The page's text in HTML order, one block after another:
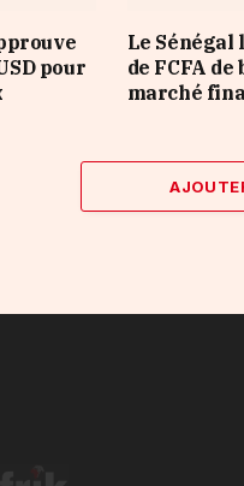
pour
Le Sénégal
de FCFA
marché